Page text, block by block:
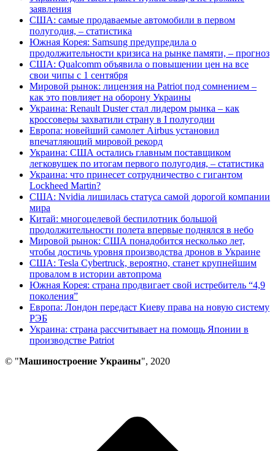
заявления
США: самые продаваемые автомобили в первом
полугодия, – статистика
Южная Корея: Samsung предупредила о
продолжительности кризиса на рынке памяти, – прогноз
США: Qualcomm объявила о повышении цен на все
свои чипы с 1 сентября
Мировой рынок: лицензия на Patriot под сомнением –
как это повлияет на оборону Украины
Украина: Renault Duster стал лидером рынка – как
кроссоверы захватили страну в I полугодии
Европа: новейший самолет Airbus установил
впечатляющий мировой рекорд
Украина: США остались главным поставщиком
легковушек по итогам первого полугодия, – статистика
Украина: что принесет сотрудничество с гигантом
Lockheed Martin?
США: Nvidia лишилась статуса самой дорогой компании
мира
Китай: многоцелевой беспилотник большой
продолжительности полета впервые поднялся в небо
Мировой рынок: США понадобится несколько лет,
чтобы достичь уровня производства дронов в Украине
США: Tesla Cybertruck, вероятно, станет крупнейшим
провалом в истории автопрома
Южная Корея: страна продвигает свой истребитель “4,9
поколения”
Европа: Лондон передаст Киеву права на новую систему
РЭБ
Украина: страна рассчитывает на помощь Японии в
производстве Patriot
© "Машиностроение Украины", 2020